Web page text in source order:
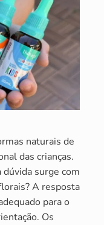
naturais de
das crianças.
surge com
A resposta
para o
Os